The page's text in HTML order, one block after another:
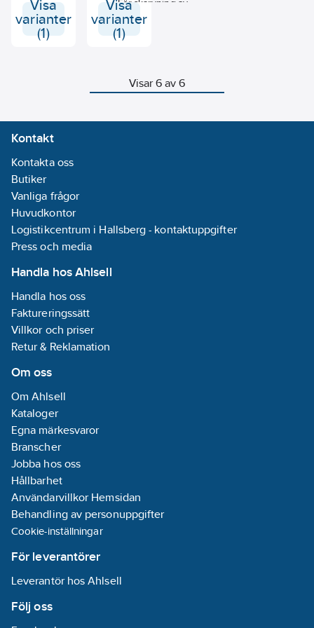
Klämmorna är
fyllda med
specialfett som
Förpackad 100
st/ask.
Visa
varianter
(1)
För skarvning av
exempelvis EKU.
Förpackad 100
st/ask.
Visa
varianter
(1)
Visar 6 av 6
Kontakt
Kontakta oss
Butiker
Vanliga frågor
Huvudkontor
Logistikcentrum i Hallsberg - kontaktuppgifter
Press och media
Handla hos Ahlsell
Handla hos oss
Faktureringssätt
Villkor och priser
Retur & Reklamation
Om oss
Om Ahlsell
Kataloger
Egna märkesvaror
Branscher
Jobba hos oss
Hållbarhet
Användarvillkor Hemsidan
Behandling av personuppgifter
Cookie-inställningar
För leverantörer
Leverantör hos Ahlsell
Följ oss